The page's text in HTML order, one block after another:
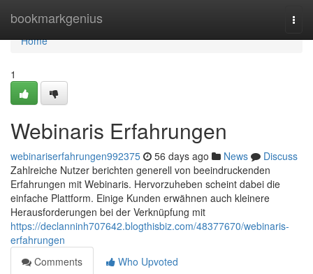
bookmarkgenius
Home
Home
1
Webinaris Erfahrungen
webinariserfahrungen992375 56 days ago News
Discuss
Zahlreiche Nutzer berichten generell von beeindruckenden
Erfahrungen mit Webinaris. Hervorzuheben scheint dabei die
einfache Plattform. Einige Kunden erwähnen auch kleinere
Herausforderungen bei der Verknüpfung mit
https://declanninh707642.blogthisbiz.com/48377670/webinaris-
erfahrungen
Comments
Who Upvoted